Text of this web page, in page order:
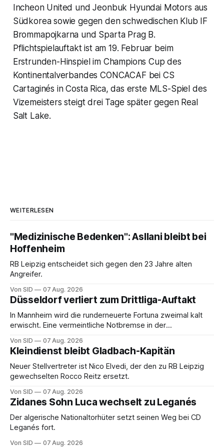
Incheon United und Jeonbuk Hyundai Motors aus
Südkorea sowie gegen den schwedischen Klub IF
Brommapojkarna und Sparta Prag B.
Pflichtspielauftakt ist am 19. Februar beim
Erstrunden-Hinspiel im Champions Cup des
Kontinentalverbandes CONCACAF bei CS
Cartaginés in Costa Rica, das erste MLS-Spiel des
Vizemeisters steigt drei Tage später gegen Real
Salt Lake.
WEITERLESEN
"Medizinische Bedenken": Asllani bleibt bei
Hoffenheim
RB Leipzig entscheidet sich gegen den 23 Jahre alten
Angreifer.
Von SID 07 Aug. 2026
Düsseldorf verliert zum Drittliga-Auftakt
In Mannheim wird die runderneuerte Fortuna zweimal kalt
erwischt. Eine vermeintliche Notbremse in der
Von SID 07 Aug. 2026
Kleindienst bleibt Gladbach-Kapitän
Neuer Stellvertreter ist Nico Elvedi, der den zu RB Leipzig
gewechselten Rocco Reitz ersetzt.
Von SID 07 Aug. 2026
Zidanes Sohn Luca wechselt zu Leganés
Der algerische Nationaltorhüter setzt seinen Weg bei CD
Leganés fort.
Von SID 07 Aug. 2026